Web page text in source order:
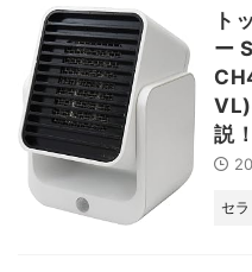
ト
ー
VL)
説！
セ